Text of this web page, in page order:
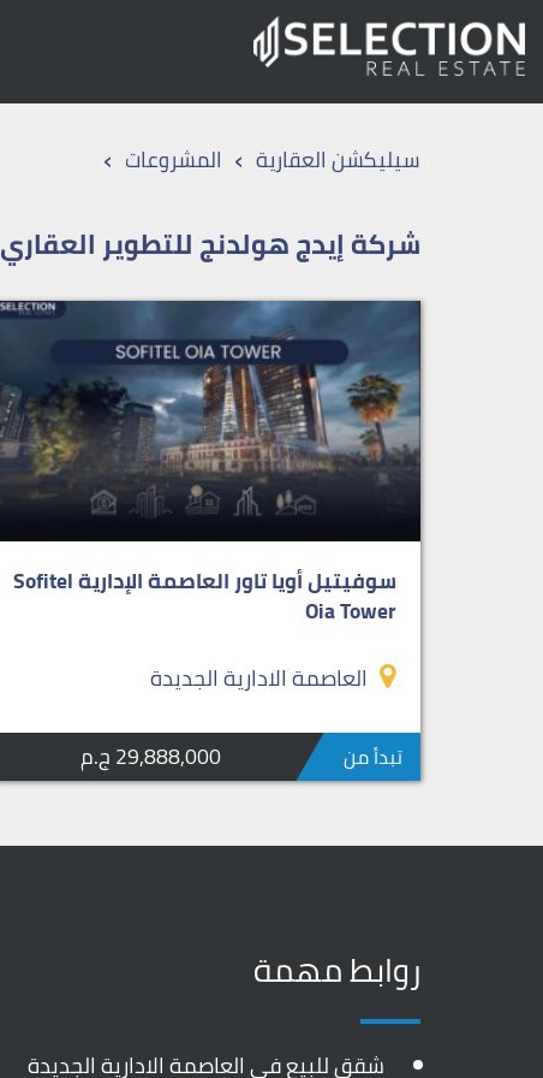
سيليكشن العقارية › المشروعات ›
شركة إيدج هولدنج للتطوير العقاري
سوفيتيل أويا تاور العاصمة الإدارية Sofitel
Oia Tower
العاصمة الادارية الجديدة
تبدأ من 29,888,000 ج.م
روابط مهمة
شقق للبيع في العاصمة الادارية الجديدة